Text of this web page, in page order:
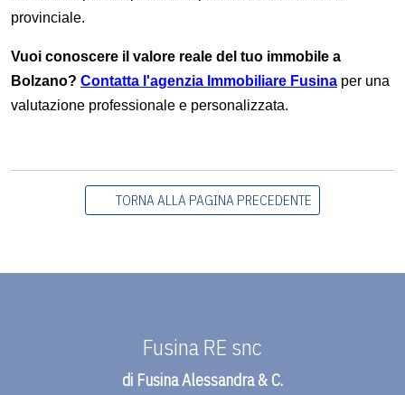
provinciale.
Vuoi conoscere il valore reale del tuo immobile a
Bolzano? Contatta l'agenzia Immobiliare Fusina per una
valutazione professionale e personalizzata.
TORNA ALLA PAGINA PRECEDENTE
Fusina RE snc
di Fusina Alessandra & C.